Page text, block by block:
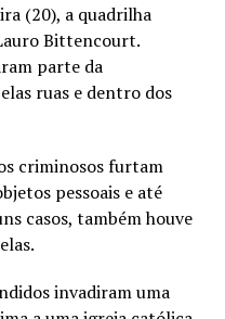
(20), a quadrilha
Bittencourt.
parte da
ruas e dentro dos
criminosos furtam
pessoais e até
casos, também houve
invadiram uma